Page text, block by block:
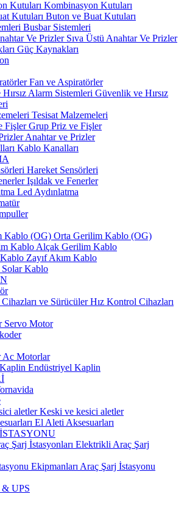
Kombinasyon Kutuları
Buton ve Buat Kutuları
Busbar Sistemleri
Sıva Üstü Anahtar Ve Prizler
Güç Kaynakları
Fan ve Aspiratörler
Güvenlik ve Hırsız
Tesisat Malzemeleri
Grup Priz ve Fişler
Anahtar ve Prizler
Kablo Kanalları
Hareket Sensörleri
Işıldak ve Fenerler
Led Aydınlatma
Orta Gerilim Kablo (OG)
Alçak Gerilim Kablo
Zayıf Akım Kablo
Solar Kablo
Hız Kontrol Cihazları
Servo Motor
Ac Motorlar
Endüstriyel Kaplin
Keski ve kesici aletler
El Aleti Aksesuarları
Elektrikli Araç Şarj
Araç Şarj İstasyonu
UPS